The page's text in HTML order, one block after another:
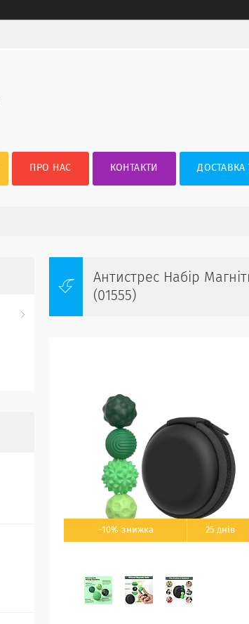
ПРО НАС КОНТАКТИ ДОСТАВКА
Антистрес Набір
(01555)
–10% 25 днів